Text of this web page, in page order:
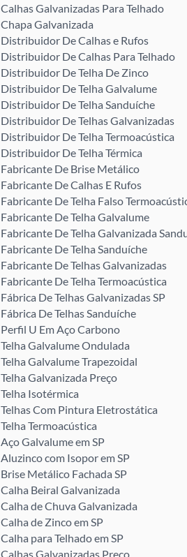
Calhas Galvanizadas Para Telhado
Chapa Galvanizada
Distribuidor De Calhas e Rufos
Distribuidor De Calhas Para Telhado
Distribuidor De Telha De Zinco
Distribuidor De Telha Galvalume
Distribuidor De Telha Sanduíche
Distribuidor De Telhas Galvanizadas
Distribuidor De Telha Termoacústica
Distribuidor De Telha Térmica
Fabricante De Brise Metálico
Fabricante De Calhas E Rufos
Fabricante De Telha Falso
Fabricante De Telha Galvalume
Fabricante De Telha Galvanizada
Fabricante De Telha Sanduíche
Fabricante De Telhas Galvanizadas
Fabricante De Telha Termoacústica
Fábrica De Telhas Galvanizadas SP
Fábrica De Telhas Sanduíche
Perfil U Em Aço Carbono
Telha Galvalume Ondulada
Telha Galvalume Trapezoidal
Telha Galvanizada Preço
Telha Isotérmica
Telhas Com Pintura Eletrostática
Telha Termoacústica
Aço Galvalume em SP
Aluzinco com Isopor em SP
Brise Metálico Fachada SP
Calha Beiral Galvanizada
Calha de Chuva Galvanizada
Calha de Zinco em SP
Calha para Telhado em SP
Calhas Galvanizadas Preço